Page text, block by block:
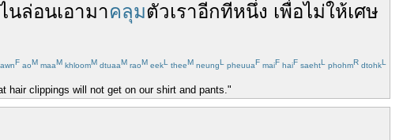
ไนล่อนเอามาคลุมตัวเราอีกทีหนึ่ง เพื่อไม่ให้เศษ
F aoM maaM khloomM dtuaaM raoM eekL theeM neungL pheuuaF maiF haiF saehtL phohmR dtohkL
hair clippings will not get on our shirt and pants."